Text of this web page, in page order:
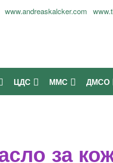
www.andreaskalcker.com
ЦДС ММС ДМСО
за